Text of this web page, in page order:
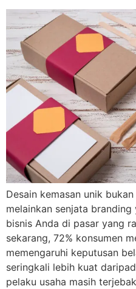
Desain kemasan unik
melainkan senjata
bisnis Anda di pasar yang
sekarang, 72% konsumen
memengaruhi keputusan
seringkali lebih kuat
pelaku usaha masih